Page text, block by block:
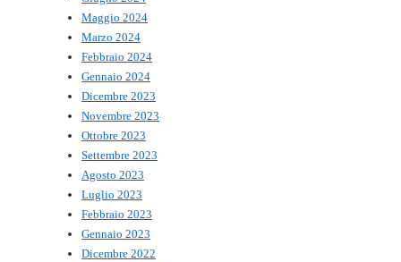
Maggio 2024
Marzo 2024
Febbraio 2024
Gennaio 2024
Dicembre 2023
Novembre 2023
Ottobre 2023
Settembre 2023
Agosto 2023
Luglio 2023
Febbraio 2023
Gennaio 2023
Dicembre 2022